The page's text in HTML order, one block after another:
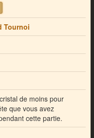
Tournoi
de moins pour
que vous avez
cette partie.